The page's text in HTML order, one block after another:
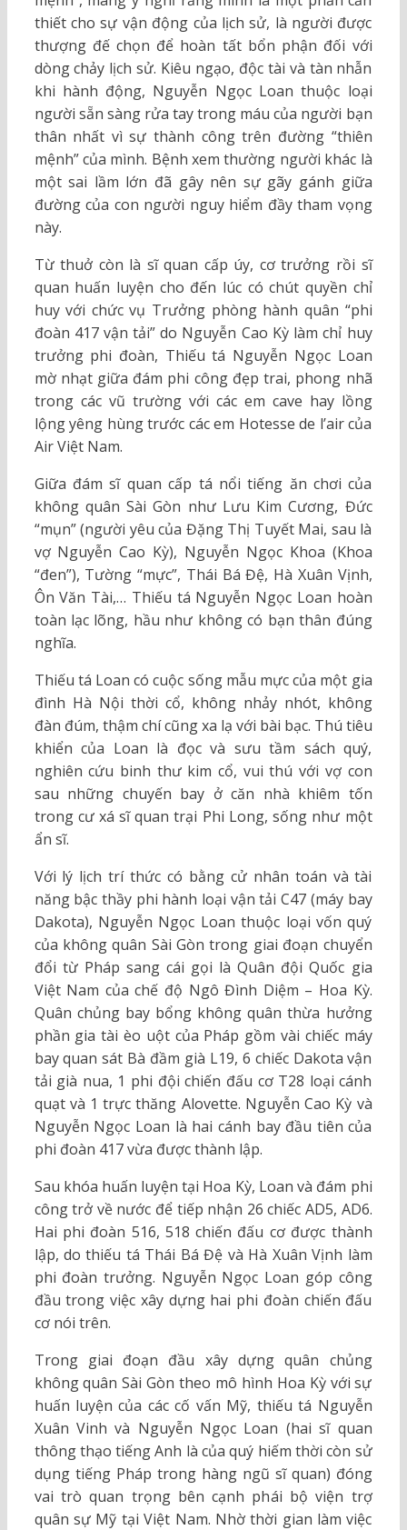
thiết cho sự vận động của lịch sử, là người được
thượng đế chọn để hoàn tất bổn phận đối với
dòng chảy lịch sử. Kiêu ngạo, độc tài và tàn nhẫn
khi hành động, Nguyễn Ngọc Loan thuộc loại
người sẵn sàng rửa tay trong máu của người bạn
thân nhất vì sự thành công trên đường “thiên
mệnh” của mình. Bệnh xem thường người khác là
một sai lầm lớn đã gây nên sự gãy gánh giữa
đường của con người nguy hiểm đầy tham vọng
này.
Từ thuở còn là sĩ quan cấp úy, cơ trưởng rồi sĩ
quan huấn luyện cho đến lúc có chút quyền chỉ
huy với chức vụ Trưởng phòng hành quân “phi
đoàn 417 vận tải” do Nguyễn Cao Kỳ làm chỉ huy
trưởng phi đoàn, Thiếu tá Nguyễn Ngọc Loan
mờ nhạt giữa đám phi công đẹp trai, phong nhã
trong các vũ trường với các em cave hay lồng
lộng yêng hùng trước các em Hotesse de l’air của
Air Việt Nam.
Giữa đám sĩ quan cấp tá nổi tiếng ăn chơi của
không quân Sài Gòn như Lưu Kim Cương, Đức
“mụn” (người yêu của Đặng Thị Tuyết Mai, sau là
vợ Nguyễn Cao Kỳ), Nguyễn Ngọc Khoa (Khoa
“đen”), Tường “mực”, Thái Bá Đệ, Hà Xuân Vịnh,
Ôn Văn Tài,… Thiếu tá Nguyễn Ngọc Loan hoàn
toàn lạc lõng, hầu như không có bạn thân đúng
nghĩa.
Thiếu tá Loan có cuộc sống mẫu mực của một gia
đình Hà Nội thời cổ, không nhảy nhót, không
đàn đúm, thậm chí cũng xa lạ với bài bạc. Thú tiêu
khiển của Loan là đọc và sưu tầm sách quý,
nghiên cứu binh thư kim cổ, vui thú với vợ con
sau những chuyến bay ở căn nhà khiêm tốn
trong cư xá sĩ quan trại Phi Long, sống như một
ẩn sĩ.
Với lý lịch trí thức có bằng cử nhân toán và tài
năng bậc thầy phi hành loại vận tải C47 (máy bay
Dakota), Nguyễn Ngọc Loan thuộc loại vốn quý
của không quân Sài Gòn trong giai đoạn chuyển
đổi từ Pháp sang cái gọi là Quân đội Quốc gia
Việt Nam của chế độ Ngô Đình Diệm – Hoa Kỳ.
Quân chủng bay bổng không quân thừa hưởng
phần gia tài èo uột của Pháp gồm vài chiếc máy
bay quan sát Bà đầm già L19, 6 chiếc Dakota vận
tải già nua, 1 phi đội chiến đấu cơ T28 loại cánh
quạt và 1 trực thăng Alovette. Nguyễn Cao Kỳ và
Nguyễn Ngọc Loan là hai cánh bay đầu tiên của
phi đoàn 417 vừa được thành lập.
Sau khóa huấn luyện tại Hoa Kỳ, Loan và đám phi
công trở về nước để tiếp nhận 26 chiếc AD5, AD6.
Hai phi đoàn 516, 518 chiến đấu cơ được thành
lập, do thiếu tá Thái Bá Đệ và Hà Xuân Vịnh làm
phi đoàn trưởng. Nguyễn Ngọc Loan góp công
đầu trong việc xây dựng hai phi đoàn chiến đấu
cơ nói trên.
Trong giai đoạn đầu xây dựng quân chủng
không quân Sài Gòn theo mô hình Hoa Kỳ với sự
huấn luyện của các cố vấn Mỹ, thiếu tá Nguyễn
Xuân Vinh và Nguyễn Ngọc Loan (hai sĩ quan
thông thạo tiếng Anh là của quý hiếm thời còn sử
dụng tiếng Pháp trong hàng ngũ sĩ quan) đóng
vai trò quan trọng bên cạnh phái bộ viện trợ
quân sự Mỹ tại Việt Nam. Nhờ thời gian làm việc